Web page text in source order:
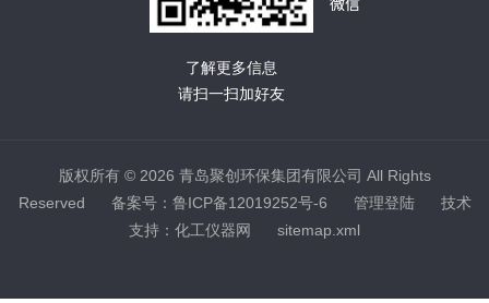
了解更多信息
请扫一扫加好友
版权所有 © 2026 青岛聚创环保集团有限公司 All Rights
Reserved 备案号：鲁ICP备12019252号-6 管理登陆技术
支持： 化工仪器网 sitemap.xml